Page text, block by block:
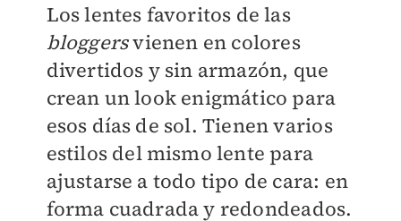
Los lentes favoritos de las
bloggersvienen en colores
divertidos y sin armazón, que
crean un look enigmático para
esos días de sol. Tienen varios
estilos del mismo lente para
ajustarse a todo tipo de cara: en
forma cuadrada y redondeados.